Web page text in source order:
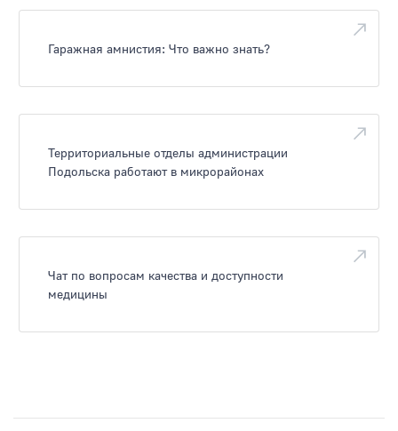
Гаражная амнистия: Что важно знать?
Территориальные отделы администрации
Подольска работают в микрорайонах
Чат по вопросам качества и доступности
медицины